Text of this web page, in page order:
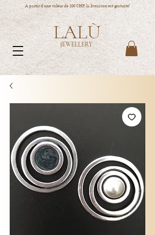
A partir d'une valeur de 100 CHF, la livraison est gratuite!
LALÙ
JEWELLERY